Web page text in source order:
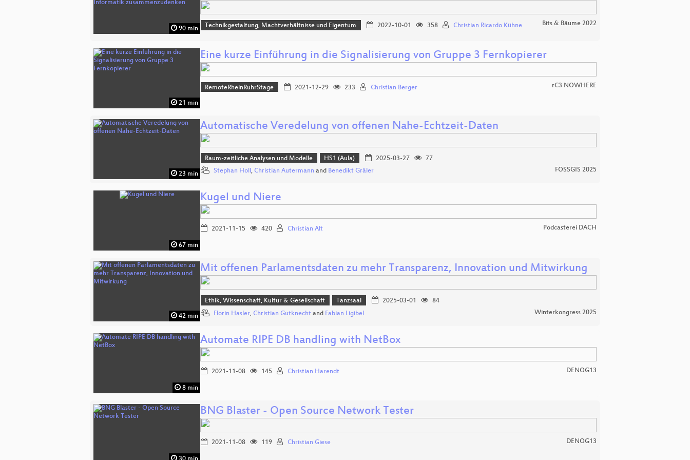
90 min Technikgestaltung, Machtverhältnisse und Eigentum 2022-10-01 358 Christian Ricardo Kühne Bits & Bäume 2022
21 min
Eine kurze Einführung in die Signalisierung von Gruppe 3 Fernkopierer
RemoteRheinRuhrStage 2021-12-29 233 Christian Berger rC3 NOWHERE
23 min
Automatische Veredelung von offenen Nahe-Echtzeit-Daten
Raum-zeitliche Analysen und Modelle HS1 (Aula) 2025-03-27
77
Stephan Holl, Christian Autermann and Benedikt Gräler FOSSGIS 2025
67 min
Kugel und Niere
2021-11-15 420 Christian Alt Podcasterei DACH
42 min
Mit offenen Parlamentsdaten zu mehr Transparenz, Innovation und Mitwirkung
Ethik, Wissenschaft, Kultur & Gesellschaft Tanzsaal 2025-03-01
84
Florin Hasler, Christian Gutknecht and Fabian Ligibel Winterkongress 2025
8 min
Automate RIPE DB handling with NetBox
2021-11-08 145 Christian Harendt DENOG13
BNG Blaster - Open Source Network Tester
2021-11-08 119 Christian Giese DENOG13